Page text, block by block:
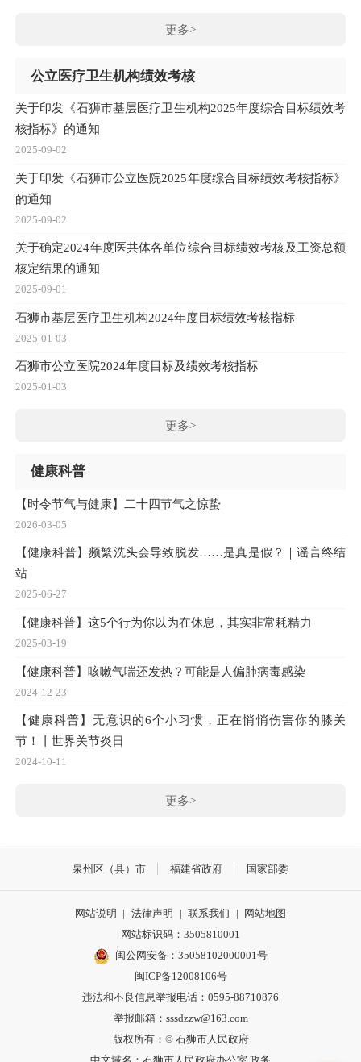
更多>
公立医疗卫生机构绩效考核
关于印发《石狮市基层医疗卫生机构2025年度综合目标绩效考
核指标》的通知
2025-09-02
关于印发《石狮市公立医院2025年度综合目标绩效考核指标》
的通知
2025-09-02
关于确定2024年度医共体各单位综合目标绩效考核及工资总额
核定结果的通知
2025-09-01
石狮市基层医疗卫生机构2024年度目标绩效考核指标
2025-01-03
石狮市公立医院2024年度目标及绩效考核指标
2025-01-03
更多>
健康科普
【时令节气与健康】二十四节气之惊蛰
2026-03-05
【健康科普】频繁洗头会导致脱发……是真是假？｜谣言终结
站
2025-06-27
【健康科普】这5个行为你以为在休息，其实非常耗精力
2025-03-19
【健康科普】咳嗽气喘还发热？可能是人偏肺病毒感染
2024-12-23
【健康科普】无意识的6个小习惯，正在悄悄伤害你的膝关
节！丨世界关节炎日
2024-10-11
更多>
泉州区（县）市 福建省政府 国家部委
网站说明 | 法律声明 | 联系我们 |
网站地图
网站标识码：3505810001
闽公网安备：35058102000001号
闽ICP备12008106号
违法和不良信息举报电话：0595-88710876
举报邮箱：sssdzzw@163.com
版权所有：© 石狮市人民政府